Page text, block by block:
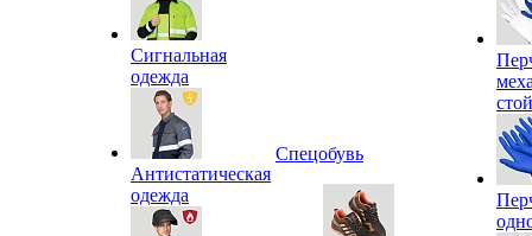
Сигнальная
одежда
Антистатическая
одежда
Спецобувь